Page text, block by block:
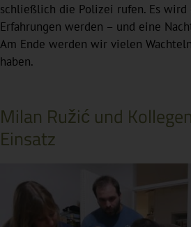
schließlich die Polizei rufen. Es
Erfahrungen werden – und eine
Am Ende werden wir vielen
haben.
Milan Ružić und
Einsatz